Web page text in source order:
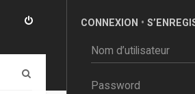
CONNEXION •